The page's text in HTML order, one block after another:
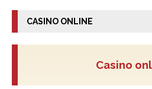
CASINO ONLINE
Casino